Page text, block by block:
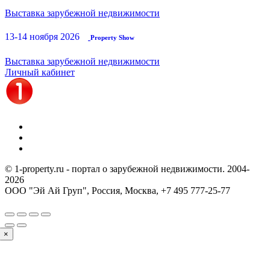
Выставка зарубежной недвижимости
13-14 ноября 2026 Property Show
Выставка зарубежной недвижимости
Личный кабинет
© 1-property.ru - портал о зарубежной недвижимости. 2004-
2026
ООО "Эй Ай Груп", Россия, Москва, +7 495 777-25-77
×